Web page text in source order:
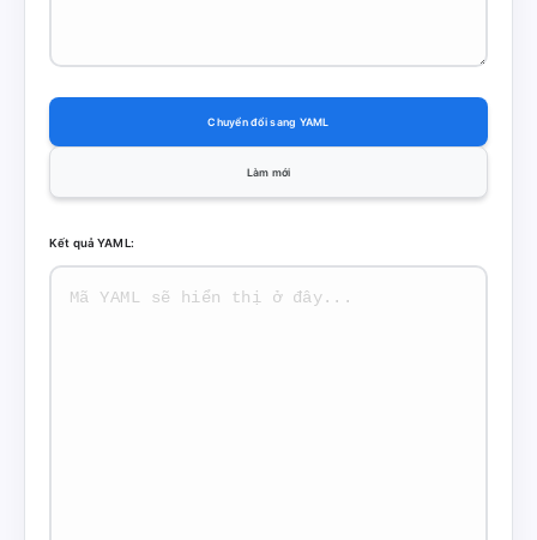
Chuyển đổi sang YAML
Làm mới
Kết quả YAML: